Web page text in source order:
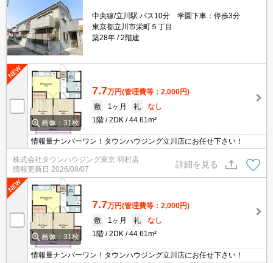
中央線/立川駅 バス10分 学園下車：停歩3分
東京都立川市栄町５丁目
築28年
2階建
画像：31枚
7.7万円(管理費等：2,000円)
敷
1ヶ月 礼
なし
1階
2DK 44.61m²
情報量ナンバーワン！タウンハウジング立川店にお任せ下さい！
株式会社タウンハウジング東京 羽村店
情報更新日 2026/08/07
詳細を見る
画像：31枚
7.7万円(管理費等：2,000円)
敷
1ヶ月 礼
なし
1階
2DK 44.61m²
情報量ナンバーワン！タウンハウジング立川店にお任せ下さい！